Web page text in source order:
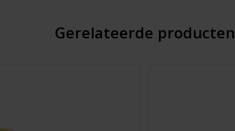
Gerelateerde producten